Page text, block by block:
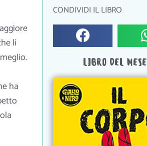
li
ha
CONDIVIDI IL LIBRO
LIBRO DEL MESE